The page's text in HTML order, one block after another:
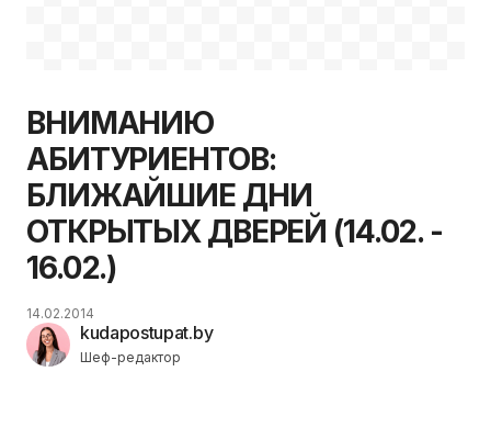
ВНИМАНИЮ
АБИТУРИЕНТОВ:
БЛИЖАЙШИЕ ДНИ
ОТКРЫТЫХ ДВЕРЕЙ (14.02. -
16.02.)
kudapostupat.by
Шеф-редактор
14.02.2014